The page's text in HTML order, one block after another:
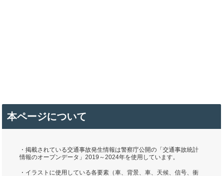
本ページについて
・掲載されている交通事故発生情報は警察庁公開の「交通事故統計
情報のオープンデータ」2019～2024年を使用しています。
・イラストに使用している各要素（車、背景、車、天候、信号、衝